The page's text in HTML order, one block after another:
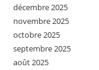
décembre 2025
novembre 2025
octobre 2025
septembre 2025
août 2025